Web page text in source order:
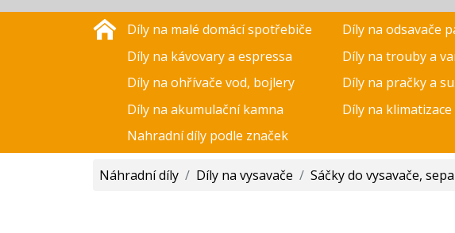
Díly na malé domácí spotřebiče Díly na odsavače
Díly na kávovary a espressa
Díly na trouby a
Díly na ohřívače vod, bojlery
Díly na pračky a
Díly na akumulační kamna
Díly na klimatizace
Nahradní díly podle značek
Náhradní díly / Díly na vysavače / Sáčky do vysavače,